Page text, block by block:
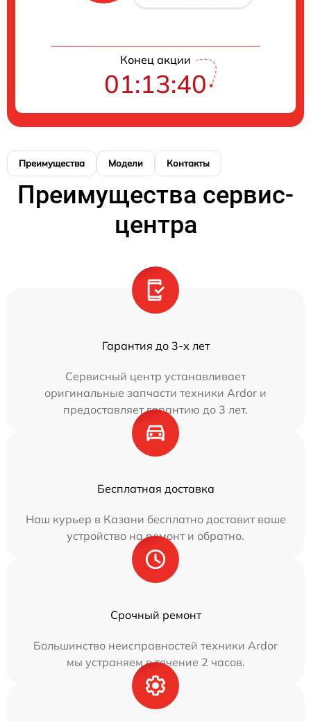
Конец акции
01:13:40
Преимущества Модели Контакты
Преимущества сервис-
центра
Гарантия до 3-х лет
Сервисный центр устанавливает
оригинальные запчасти техники Ardor и
предоставляет гарантию до 3 лет.
Бесплатная доставка
Наш курьер в Казани бесплатно доставит ваше
устройство на ремонт и обратно.
Срочный ремонт
Большинство неисправностей техники Ardor
мы устраняем в течение 2 часов.